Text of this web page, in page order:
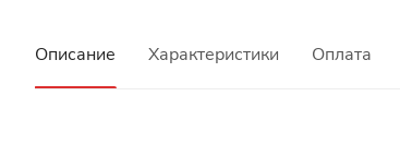
Описание Характеристики Оплата